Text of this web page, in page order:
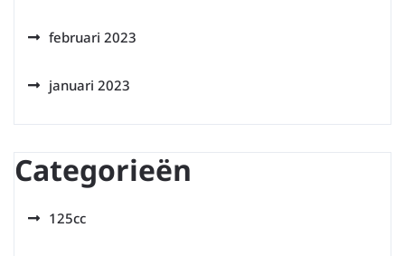
februari 2023
januari 2023
Categorieën
125cc